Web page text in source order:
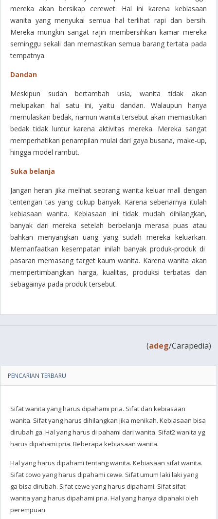
mereka akan bersikap cerewet. Hal ini karena kebiasaan
wanita yang menyukai semua hal terlihat rapi dan bersih.
Mereka mungkin sangat rajin membersihkan kamar mereka
seminggu sekali dan memastikan semua barang tertata pada
tempatnya.
Dandan
Meskipun sudah bertambah usia, wanita tidak akan
melupakan hal satu ini, yaitu dandan. Walaupun hanya
memulaskan bedak, namun wanita tersebut akan memastikan
bedak tidak luntur karena aktivitas mereka. Mereka sangat
memperhatikan penampilan mulai dari gaya busana, make-up,
hingga model rambut.
Suka belanja
Jangan heran jika melihat seorang wanita keluar mall dengan
tentengan tas yang cukup banyak. Karena sebenarnya itulah
kebiasaan wanita. Kebiasaan ini tidak mudah dihilangkan,
banyak dari mereka setelah berbelanja merasa puas atau
bahkan menyangkan uang yang sudah mereka keluarkan.
Memanfaatkan kesempatan inilah banyak produk-produk di
pasaran memasang target kaum wanita. Karena wanita akan
mempertimbangkan harga, kualitas, produksi terbatas dan
sebagainya pada produk tersebut.
(adeg/Carapedia)
PENCARIAN TERBARU
Sifat wanita yang harus dipahami pria. Sifat dan kebiasaan
wanita. Sifat yang harus dihilangkan jika menikah. Kebiasaan bisa
dirubah ga. Hal yang harus di pahami dari wanita. Sifat2 wanita yg
harus dipahami pria. Beberapa kebiasaan wanita.
Hal yang harus dipahami tentang wanita. Kebiasaan sifat wanita.
Sifat cowo yang harus dipahami cewe. Sifat umum laki laki yang
ga bisa dirubah. Sifat cewe yang harus dipahami. Sifat sifat
wanita yang harus dipahami pria. Hal yang hanya dipahaki oleh
perempuan.